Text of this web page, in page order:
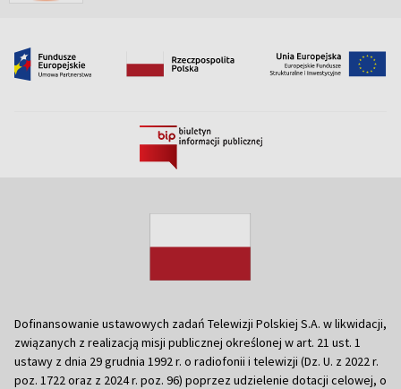
Dofinansowanie ustawowych zadań Telewizji Polskiej S.A. w likwidacji,
związanych z realizacją misji publicznej określonej w art. 21 ust. 1
ustawy z dnia 29 grudnia 1992 r. o radiofonii i telewizji (Dz. U. z 2022 r.
poz. 1722 oraz z 2024 r. poz. 96) poprzez udzielenie dotacji celowej, o